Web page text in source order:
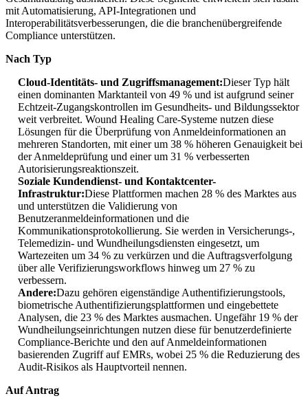
mit Automatisierung, API-Integrationen und
Interoperabilitätsverbesserungen, die die branchenübergreifende
Compliance unterstützen.
Nach Typ
Cloud-Identitäts- und Zugriffsmanagement:Dieser Typ hält
einen dominanten Marktanteil von 49 % und ist aufgrund seiner
Echtzeit-Zugangskontrollen im Gesundheits- und Bildungssektor
weit verbreitet. Wound Healing Care-Systeme nutzen diese
Lösungen für die Überprüfung von Anmeldeinformationen an
mehreren Standorten, mit einer um 38 % höheren Genauigkeit bei
der Anmeldeprüfung und einer um 31 % verbesserten
Autorisierungsreaktionszeit.
Soziale Kundendienst- und Kontaktcenter-
Infrastruktur:Diese Plattformen machen 28 % des Marktes aus
und unterstützen die Validierung von
Benutzeranmeldeinformationen und die
Kommunikationsprotokollierung. Sie werden in Versicherungs-,
Telemedizin- und Wundheilungsdiensten eingesetzt, um
Wartezeiten um 34 % zu verkürzen und die Auftragsverfolgung
über alle Verifizierungsworkflows hinweg um 27 % zu
verbessern.
Andere:Dazu gehören eigenständige Authentifizierungstools,
biometrische Authentifizierungsplattformen und eingebettete
Analysen, die 23 % des Marktes ausmachen. Ungefähr 19 % der
Wundheilungseinrichtungen nutzen diese für benutzerdefinierte
Compliance-Berichte und den auf Anmeldeinformationen
basierenden Zugriff auf EMRs, wobei 25 % die Reduzierung des
Audit-Risikos als Hauptvorteil nennen.
Auf Antrag